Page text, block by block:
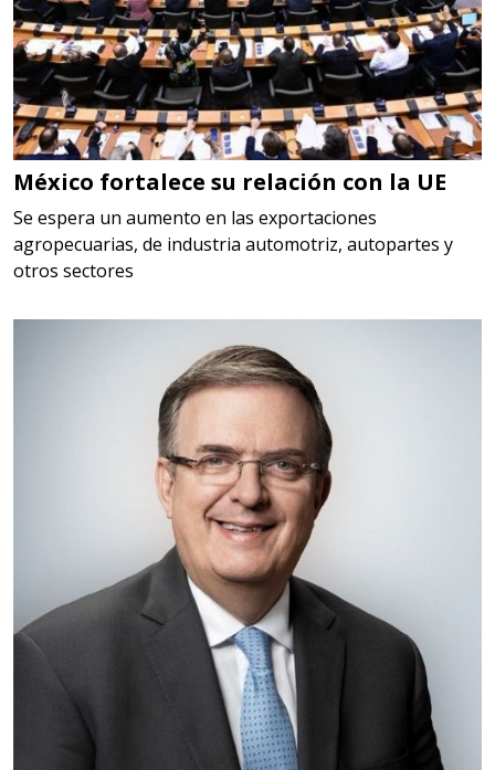
HERRAMIENTAS DE CORTE
Especificaciones:
HSS, CON RECUBRIMIENTO,
CARBURO, RIMAS, ENDMILLS,
BROCAS, LIMAS, ETC
Aplicar al Requerimiento
Empresa en Querétaro
Requiere:
HERRAMIENTAS DE TORQUE
Especificaciones:
TORQUE CONTROLADO,
MECANICOS, ELECTRONICOS,
DIGITALES, MULTIPLICADORES,
PARA PUNTAS,
Aplicar al Requerimiento
Empresa en Estado de México
SCRAP
México fortalece su relación con la UE
Se espera un aumento en las exportaciones
agropecuarias, de industria automotriz, autopartes y
otros sectores